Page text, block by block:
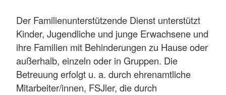
Der Familienunterstützende Dienst unterstützt
Kinder, Jugendliche und junge Erwachsene und
ihre Familien mit Behinderungen zu Hause oder
außerhalb, einzeln oder in Gruppen. Die
Betreuung erfolgt u. a. durch ehrenamtliche
Mitarbeiter/innen, FSJler, die durch